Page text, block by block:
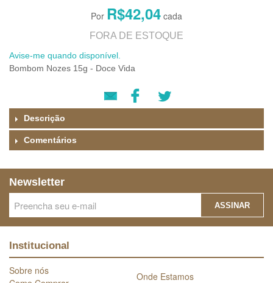
R$42,04
FORA DE ESTOQUE
Avise-me quando disponível.
Bombom Nozes 15g - Doce Vida
Descrição
Comentários
Newsletter
ASSINAR
Institucional
Sobre nós
Onde Estamos